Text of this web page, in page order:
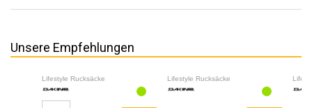
Unsere Empfehlungen
Lifestyle Rucksäcke Lifestyle Rucksäcke